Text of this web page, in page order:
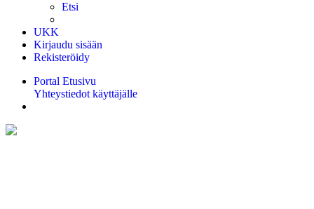
Etsi
UKK
Kirjaudu sisään
Rekisteröidy
Portal Etusivu
Yhteystiedot käyttäjälle